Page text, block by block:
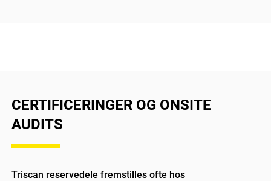
CERTIFICERINGER OG ONSITE
AUDITS
Triscan reservedele fremstilles ofte hos